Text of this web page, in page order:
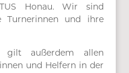
Honau. Wir sind
Turnerinnen und ihre
gilt außerdem allen
und Helfern in der